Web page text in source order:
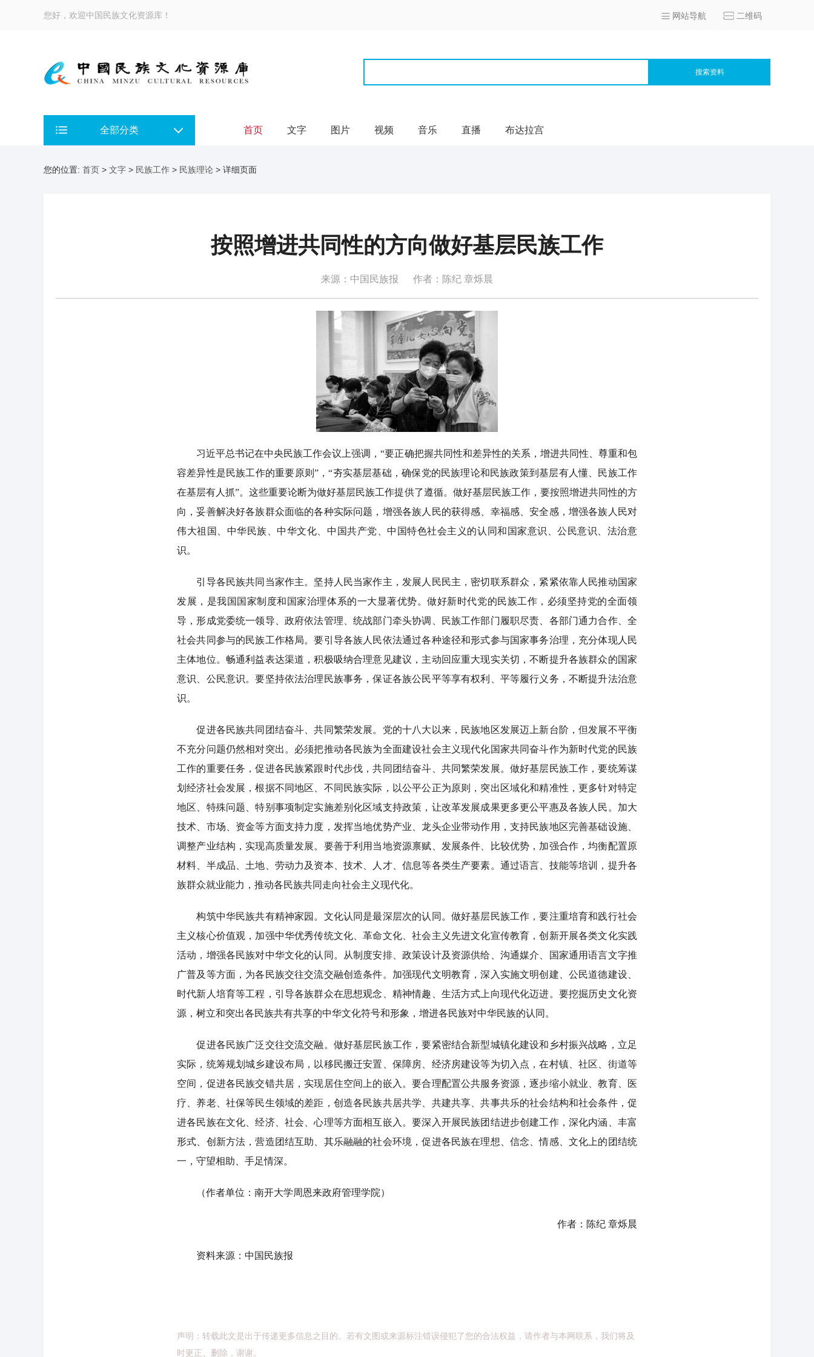
您好，欢迎中国民族文化资源库！ 网站导航 二维码
搜索资料
全部分类 首页 文字 图片 视频 音乐 直播 布达拉宫
您的位置: 首页 > 文字 > 民族工作 > 民族理论 > 详细页面
按照增进共同性的方向做好基层民族工作
来源：中国民族报 作者：陈纪 章烁晨
习近平总书记在中央民族工作会议上强调，“要正确把握共同性和差异性的关系，增进共同性、尊重和包
容差异性是民族工作的重要原则”，“夯实基层基础，确保党的民族理论和民族政策到基层有人懂、民族工作
在基层有人抓”。这些重要论断为做好基层民族工作提供了遵循。做好基层民族工作，要按照增进共同性的方
向，妥善解决好各族群众面临的各种实际问题，增强各族人民的获得感、幸福感、安全感，增强各族人民对
伟大祖国、中华民族、中华文化、中国共产党、中国特色社会主义的认同和国家意识、公民意识、法治意
识。
引导各民族共同当家作主。坚持人民当家作主，发展人民民主，密切联系群众，紧紧依靠人民推动国家
发展，是我国国家制度和国家治理体系的一大显著优势。做好新时代党的民族工作，必须坚持党的全面领
导，形成党委统一领导、政府依法管理、统战部门牵头协调、民族工作部门履职尽责、各部门通力合作、全
社会共同参与的民族工作格局。要引导各族人民依法通过各种途径和形式参与国家事务治理，充分体现人民
主体地位。畅通利益表达渠道，积极吸纳合理意见建议，主动回应重大现实关切，不断提升各族群众的国家
意识、公民意识。要坚持依法治理民族事务，保证各族公民平等享有权利、平等履行义务，不断提升法治意
识。
促进各民族共同团结奋斗、共同繁荣发展。党的十八大以来，民族地区发展迈上新台阶，但发展不平衡
不充分问题仍然相对突出。必须把推动各民族为全面建设社会主义现代化国家共同奋斗作为新时代党的民族
工作的重要任务，促进各民族紧跟时代步伐，共同团结奋斗、共同繁荣发展。做好基层民族工作，要统筹谋
划经济社会发展，根据不同地区、不同民族实际，以公平公正为原则，突出区域化和精准性，更多针对特定
地区、特殊问题、特别事项制定实施差别化区域支持政策，让改革发展成果更多更公平惠及各族人民。加大
技术、市场、资金等方面支持力度，发挥当地优势产业、龙头企业带动作用，支持民族地区完善基础设施、
调整产业结构，实现高质量发展。要善于利用当地资源禀赋、发展条件、比较优势，加强合作，均衡配置原
材料、半成品、土地、劳动力及资本、技术、人才、信息等各类生产要素。通过语言、技能等培训，提升各
族群众就业能力，推动各民族共同走向社会主义现代化。
构筑中华民族共有精神家园。文化认同是最深层次的认同。做好基层民族工作，要注重培育和践行社会
主义核心价值观，加强中华优秀传统文化、革命文化、社会主义先进文化宣传教育，创新开展各类文化实践
活动，增强各民族对中华文化的认同。从制度安排、政策设计及资源供给、沟通媒介、国家通用语言文字推
广普及等方面，为各民族交往交流交融创造条件。加强现代文明教育，深入实施文明创建、公民道德建设、
时代新人培育等工程，引导各族群众在思想观念、精神情趣、生活方式上向现代化迈进。要挖掘历史文化资
源，树立和突出各民族共有共享的中华文化符号和形象，增进各民族对中华民族的认同。
促进各民族广泛交往交流交融。做好基层民族工作，要紧密结合新型城镇化建设和乡村振兴战略，立足
实际，统筹规划城乡建设布局，以移民搬迁安置、保障房、经济房建设等为切入点，在村镇、社区、街道等
空间，促进各民族交错共居，实现居住空间上的嵌入。要合理配置公共服务资源，逐步缩小就业、教育、医
疗、养老、社保等民生领域的差距，创造各民族共居共学、共建共享、共事共乐的社会结构和社会条件，促
进各民族在文化、经济、社会、心理等方面相互嵌入。要深入开展民族团结进步创建工作，深化内涵、丰富
形式、创新方法，营造团结互助、其乐融融的社会环境，促进各民族在理想、信念、情感、文化上的团结统
一，守望相助、手足情深。
（作者单位：南开大学周恩来政府管理学院）
作者：陈纪 章烁晨
资料来源：中国民族报
声明：转载此文是出于传递更多信息之目的。若有文图或来源标注错误侵犯了您的合法权益，请作者与本网联系，我们将及
时更正、删除，谢谢。